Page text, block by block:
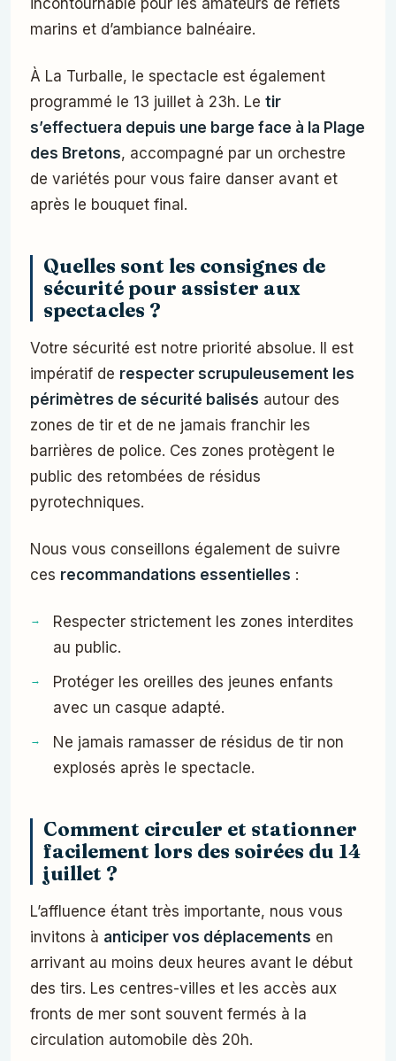
marins et d’ambiance balnéaire.
À La Turballe, le spectacle est également
programmé le 13 juillet à 23h. Le tir
s’effectuera depuis une barge face à la Plage
des Bretons, accompagné par un orchestre
de variétés pour vous faire danser avant et
après le bouquet final.
Quelles sont les consignes de
sécurité pour assister aux
spectacles ?
Votre sécurité est notre priorité absolue. Il est
impératif de respecter scrupuleusement les
périmètres de sécurité balisés autour des
zones de tir et de ne jamais franchir les
barrières de police. Ces zones protègent le
public des retombées de résidus
pyrotechniques.
Nous vous conseillons également de suivre
ces recommandations essentielles :
Respecter strictement les zones interdites
au public.
Protéger les oreilles des jeunes enfants
avec un casque adapté.
Ne jamais ramasser de résidus de tir non
explosés après le spectacle.
Comment circuler et stationner
facilement lors des soirées du 14
juillet ?
L’affluence étant très importante, nous vous
invitons à anticiper vos déplacements en
arrivant au moins deux heures avant le début
des tirs. Les centres-villes et les accès aux
fronts de mer sont souvent fermés à la
circulation automobile dès 20h.